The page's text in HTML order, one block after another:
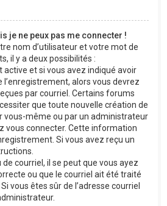
je ne peux pas me connecter !
nom d’utilisateur et votre mot de
il y a deux possibilités :
active et si vous avez indiqué avoir
l’enregistrement, alors vous devrez
par courriel. Certains forums
que toute nouvelle création de
vous-même ou par un administrateur
vous connecter. Cette information
Si vous avez reçu un
de courriel, il se peut que vous ayez
ou que le courriel ait été traité
vous êtes sûr de l’adresse courriel